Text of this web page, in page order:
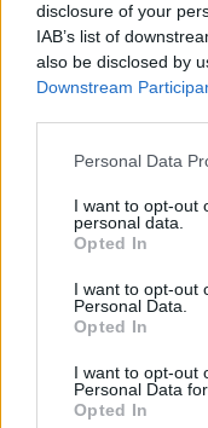
disclosure of your
IAB’s list of
also be disclosed by
Downstream
Personal Data
I want to opt-out
personal data.
Opted In
I want to opt-out
Personal Data.
Opted In
I want to opt-out
Personal Data
Opted In
GUERRA TOTALE
"Chi c'è dietro
PRIJMA DI DOMAN
"Chi ha vinto
spiazza tutti
18/03/2024
SCINTILLE IN TV